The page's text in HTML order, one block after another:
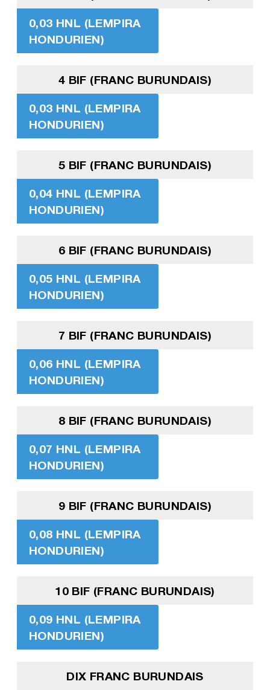
0,03 HNL (LEMPIRA
HONDURIEN)
4 BIF (FRANC BURUNDAIS)
0,03 HNL (LEMPIRA
HONDURIEN)
5 BIF (FRANC BURUNDAIS)
0,04 HNL (LEMPIRA
HONDURIEN)
6 BIF (FRANC BURUNDAIS)
0,05 HNL (LEMPIRA
HONDURIEN)
7 BIF (FRANC BURUNDAIS)
0,06 HNL (LEMPIRA
HONDURIEN)
8 BIF (FRANC BURUNDAIS)
0,07 HNL (LEMPIRA
HONDURIEN)
9 BIF (FRANC BURUNDAIS)
0,08 HNL (LEMPIRA
HONDURIEN)
10 BIF (FRANC BURUNDAIS)
0,09 HNL (LEMPIRA
HONDURIEN)
DIX FRANC BURUNDAIS